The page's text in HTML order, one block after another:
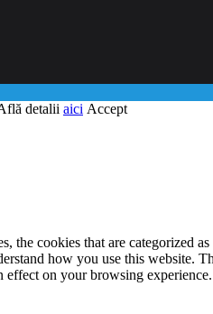
detalii aici Accept
cookies that are categorized
how you use this website.
effect on your browsing experience.